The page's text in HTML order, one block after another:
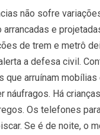
não sofre
e
de trem e metrô
a defesa civil.
que arruínam
náufragos. Há
Os telefones
Se é de noite, o